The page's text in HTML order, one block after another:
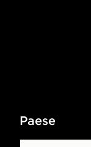
Paese